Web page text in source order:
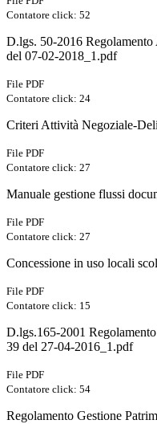
Contatore click: 52
D.lgs. 50-2016
del 07-02-2018_1.pdf
File PDF
Contatore click: 24
Criteri Attività Negoziale-
File PDF
Contatore click: 27
Manuale gestione flussi
File PDF
Contatore click: 27
Concessione in uso locali
File PDF
Contatore click: 15
D.lgs.165-2001
39 del 27-04-2016_1.pdf
File PDF
Contatore click: 54
Regolamento Gestione